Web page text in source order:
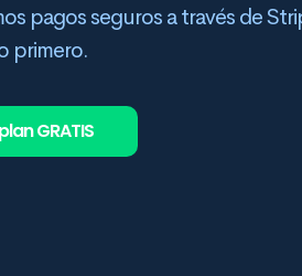
pagos seguros a través de
primero.
GRATIS